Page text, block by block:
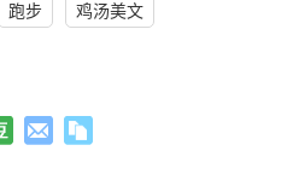
跑步 鸡汤美文